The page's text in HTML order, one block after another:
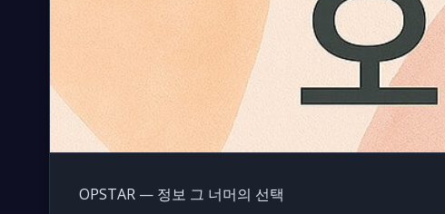
OPSTAR — 정보 그 너머의 선택